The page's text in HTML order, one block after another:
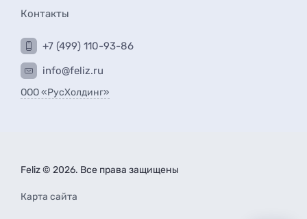
Контакты
+7 (499) 110-93-86
info@feliz.ru
ООО «РусХолдинг»
Feliz © 2026. Все права защищены
Карта сайта